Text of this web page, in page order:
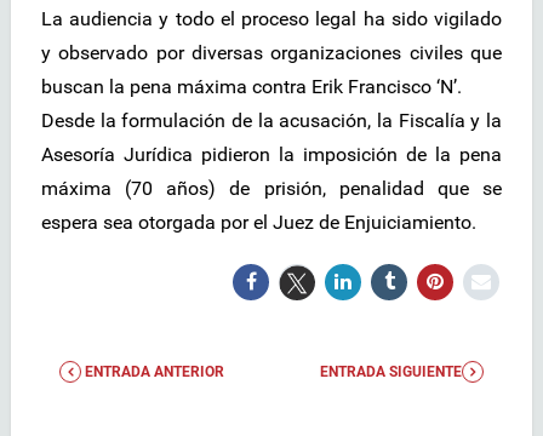
La audiencia y todo el proceso legal ha sido vigilado
y observado por diversas organizaciones civiles que
buscan la pena máxima contra Erik Francisco ‘N’.
Desde la formulación de la acusación, la Fiscalía y la
Asesoría Jurídica pidieron la imposición de la pena
máxima (70 años) de prisión, penalidad que se
espera sea otorgada por el Juez de Enjuiciamiento.
ENTRADA ANTERIOR ENTRADA SIGUIENTE